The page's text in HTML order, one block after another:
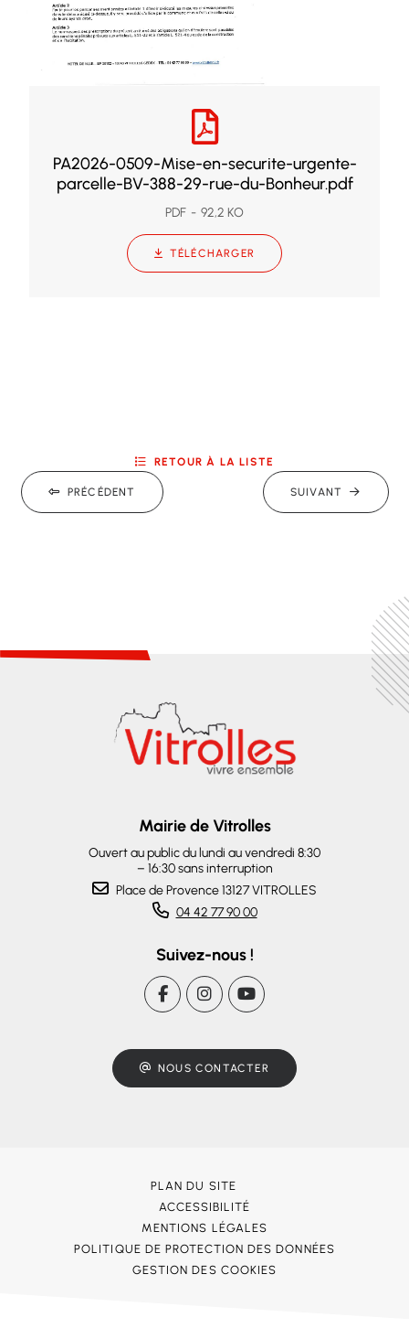
PA2026-0509-Mise-en-securite-urgente-
parcelle-BV-388-29-rue-du-Bonheur.pdf
PDF 92,2 KO
TÉLÉCHARGER
PRÉCÉDENT
RETOUR À LA LISTE
SUIVANT
Mairie de Vitrolles
Ouvert au public du lundi au vendredi 8:30
– 16:30 sans interruption
Place de Provence 13127 VITROLLES
04 42 77 90 00
Suivez-nous !
NOUS CONTACTER
PLAN DU SITE
ACCESSIBILITÉ
MENTIONS LÉGALES
POLITIQUE DE PROTECTION DES DONNÉES
GESTION DES COOKIES